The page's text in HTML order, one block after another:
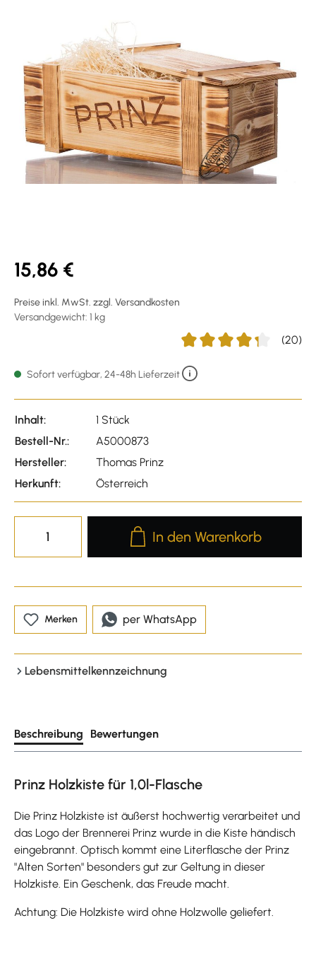
15,86 €
Preise inkl. MwSt. zzgl. Versandkosten
Versandgewicht: 1 kg
(20)
Sofort verfügbar, 24-48h Lieferzeit
Inhalt:
1 Stück
Bestell-Nr.:
A5000873
Hersteller:
Thomas Prinz
Herkunft:
Österreich
Produkt Anzahl: Gib den
In den Warenkorb
Merken per WhatsApp
Lebensmittelkennzeichnung
Beschreibung Bewertungen
Prinz Holzkiste für 1,0l-Flasche
Die Prinz Holzkiste ist äußerst hochwertig verarbeitet und
das Logo der Brennerei Prinz wurde in die Kiste händisch
eingebrannt. Optisch kommt eine Literflasche der Prinz
"Alten Sorten" besonders gut zur Geltung in dieser
Holzkiste. Ein Geschenk, das Freude macht.
Achtung: Die Holzkiste wird ohne Holzwolle geliefert.